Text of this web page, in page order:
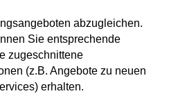
abzugleichen.
Sie entsprechende
zugeschnittene
(z.B. Angebote zu neuen
erhalten.